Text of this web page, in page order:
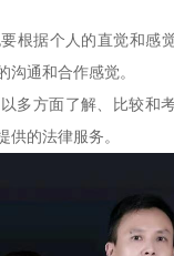
根据个人的直觉和感
沟通和合作感觉。
多方面了解、比较和
供的法律服务。